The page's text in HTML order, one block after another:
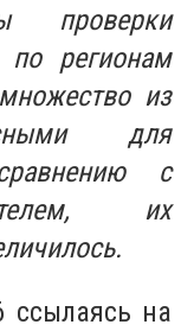
проверки
по регионам
из
для
с
их
ссылаясь на